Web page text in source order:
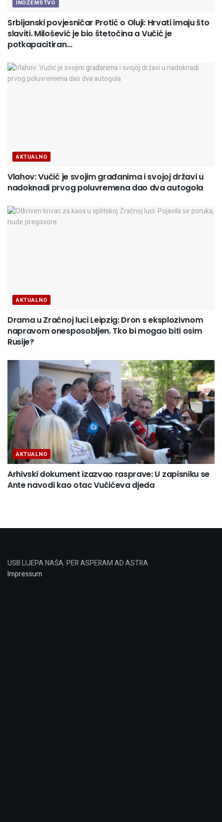
INOZEMSTVO
Srbijanski povjesničar Protić o Oluji: Hrvati imaju što
slaviti. Milošević je bio štetočina a Vučić je
potkapacitiran…
AKTUALNO
Vlahov: Vučić je svojim građanima i svojoj državi u
nadoknadi prvog poluvremena dao dva autogola
AKTUALNO
Drama u Zračnoj luci Leipzig: Dron s eksplozivnom
napravom onesposobljen. Tko bi mogao biti osim
Rusije?
AKTUALNO
Arhivski dokument izazvao rasprave: U zapisniku se
Ante navodi kao otac Vučićeva djeda
USB LIJEPA NAŠA: PER ASPERAM AD ASTRA
Impressum